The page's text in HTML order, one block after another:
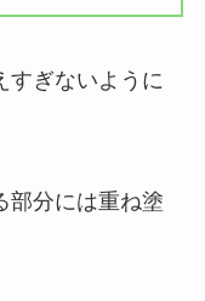
すぎないように
部分には重ね塗